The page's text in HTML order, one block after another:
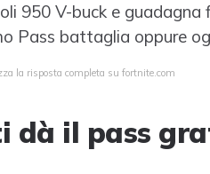
950 V-buck e guadagna
Pass battaglia oppure
la risposta completa su fortnite.com
dà il pass